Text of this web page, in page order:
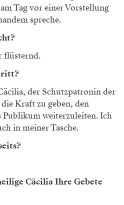
Tag vor einer Vorstellung
spreche.
flüsternd.
der Schutzpatronin der
Kraft zu geben, den
Publikum weiterzuleiten. Ich
in meiner Tasche.
­Cäcilia Ihre Gebete